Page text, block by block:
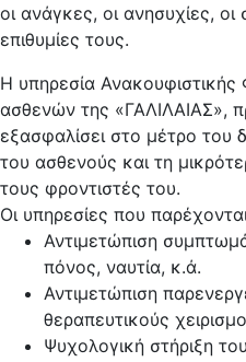
οι ανάγκες, οι ανησυχίες, οι
επιθυμίες τους.
Η υπηρεσία Ανακουφιστικής
ασθενών της «ΓΑΛΙΛΑΙΑΣ»,
εξασφαλίσει στο μέτρο του
του ασθενούς και τη
τους φροντιστές του.
Οι υπηρεσίες που παρέχονται
Αντιμετώπιση
πόνος, ναυτία, κ.ά.
Αντιμετώπιση
θεραπευτικούς
Ψυχολογική στήριξη